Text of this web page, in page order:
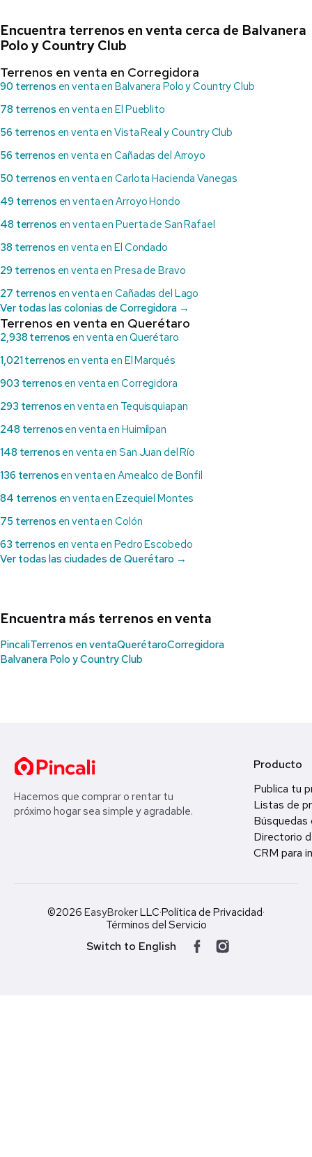
Encuentra terrenos en venta cerca de Balvanera
Polo y Country Club
Terrenos en venta en Corregidora
90 terrenos en venta en Balvanera Polo y Country Club
78 terrenos en venta en El Pueblito
56 terrenos en venta en Vista Real y Country Club
56 terrenos en venta en Cañadas del Arroyo
50 terrenos en venta en Carlota Hacienda Vanegas
49 terrenos en venta en Arroyo Hondo
48 terrenos en venta en Puerta de San Rafael
38 terrenos en venta en El Condado
29 terrenos en venta en Presa de Bravo
27 terrenos en venta en Cañadas del Lago
Ver todas las colonias de Corregidora →
Terrenos en venta en Querétaro
2,938 terrenos en venta en Querétaro
1,021 terrenos en venta en El Marqués
903 terrenos en venta en Corregidora
293 terrenos en venta en Tequisquiapan
248 terrenos en venta en Huimilpan
148 terrenos en venta en San Juan del Río
136 terrenos en venta en Amealco de Bonfil
84 terrenos en venta en Ezequiel Montes
75 terrenos en venta en Colón
63 terrenos en venta en Pedro Escobedo
Ver todas las ciudades de Querétaro →
Encuentra más terrenos en venta
PincaliTerrenos en ventaQuerétaroCorregidora
Balvanera Polo y Country Club
Hacemos que comprar o rentar tu
próximo hogar sea simple y agradable.
Producto
Publica tu
Listas de
Búsquedas
Directorio
CRM para
©2026 EasyBrokerLLC·Política de Privacidad·
Términos del Servicio
Switch to English